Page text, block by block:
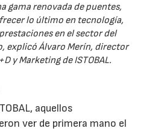
gama renovada de puentes,
lo último en tecnología,
en el sector del
explicó Álvaro Merín, director
y Marketing de ISTOBAL.
aquellos
ver de primera mano el